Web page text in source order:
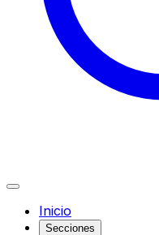
Inicio
Secciones